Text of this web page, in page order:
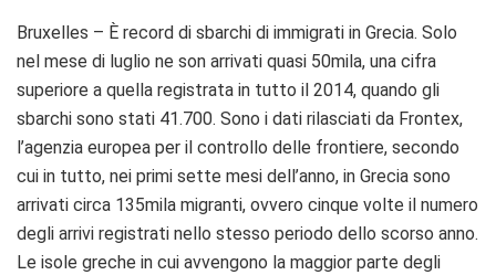
Bruxelles – È record di sbarchi di immigrati in Grecia. Solo
nel mese di luglio ne son arrivati quasi 50mila, una cifra
superiore a quella registrata in tutto il 2014, quando gli
sbarchi sono stati 41.700. Sono i dati rilasciati da Frontex,
l’agenzia europea per il controllo delle frontiere, secondo
cui in tutto, nei primi sette mesi dell’anno, in Grecia sono
arrivati circa 135mila migranti, ovvero cinque volte il numero
degli arrivi registrati nello stesso periodo dello scorso anno.
Le isole greche in cui avvengono la maggior parte degli